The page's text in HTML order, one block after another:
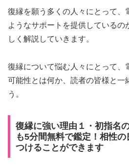
復縁を願う多くの人々にとって、
ようなサポートを提供しているの
しく解説していきます。
復縁について悩む人々にとって、
可能性とは何か、読者の皆様と一
う。
復縁に強い理由１・初指名
も5分間無料で鑑定！相性
つけることができます